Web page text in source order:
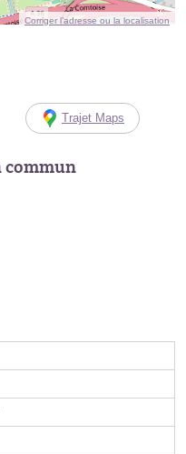
Corriger l’adresse ou la localisation
Trajet Maps